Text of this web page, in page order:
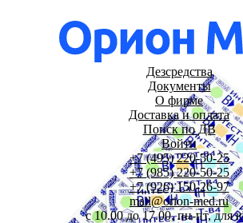
Дезсредства
Документы
О фирме
Доставка и оплата
Поиск по ДВ
Войти
+7 (495) 220-50-25
+7 (985) 220-50-25
+7 (926) 150-26-97
mail@orion-med.ru
c 10.00 до 17.00, пн-пт, для